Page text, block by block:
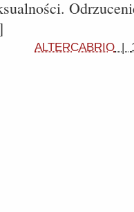
ALTERCABRIO |